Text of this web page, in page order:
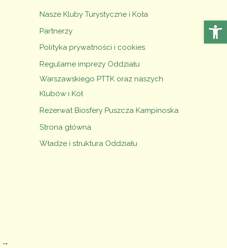
→
Nasze Kluby Turystyczne i Koła
Partnerzy
Polityka prywatności i cookies
Regularne imprezy Oddziału
Warszawskiego PTTK oraz naszych
Klubów i Kół
Rezerwat Biosfery Puszcza Kampinoska
Strona główna
Władze i struktura Oddziału